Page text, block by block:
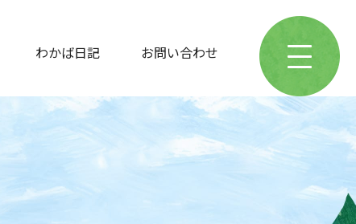
わかば日記 お問い合わせ